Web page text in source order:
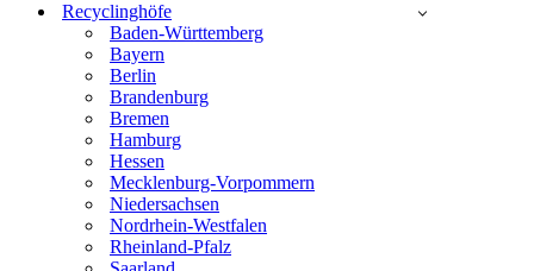
Recyclinghöfe
Baden-Württemberg
Bayern
Berlin
Brandenburg
Bremen
Hamburg
Hessen
Mecklenburg-Vorpommern
Niedersachsen
Nordrhein-Westfalen
Rheinland-Pfalz